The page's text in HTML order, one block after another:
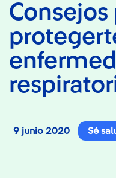
Consejos
9 junio 2020 Sé